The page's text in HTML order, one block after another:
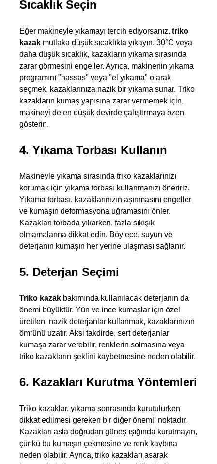
Sıcaklık Seçin
Eğer makineyle yıkamayı tercih ediyorsanız, triko
kazak mutlaka düşük sıcaklıkta yıkayın. 30°C veya
daha düşük sıcaklık, kazakların yıkama sırasında
zarar görmesini engeller. Ayrıca, makinenin yıkama
programını "hassas" veya "el yıkama" olarak
seçmek, kazaklarınıza nazik bir yıkama sunar. Triko
kazakların kumaş yapısına zarar vermemek için,
makineyi de en düşük devirde çalıştırmaya özen
gösterin.
4. Yıkama Torbası Kullanın
Makineyle yıkama sırasında triko kazaklarınızı
korumak için yıkama torbası kullanmanızı öneririz.
Yıkama torbası, kazaklarınızın aşınmasını engeller
ve kumaşın deformasyona uğramasını önler.
Kazakları torbada yıkarken, fazla sıkışık
olmamalarına dikkat edin. Böylece, suyun ve
deterjanın kumaşın her yerine ulaşması sağlanır.
5. Deterjan Seçimi
Triko kazak bakımında kullanılacak deterjanın da
önemi büyüktür. Yün ve ince kumaşlar için özel
üretilen, nazik deterjanlar kullanmak, kazaklarınızın
ömrünü uzatır. Aksi takdirde, sert deterjanlar
kumaşa zarar verebilir, renklerin solmasına veya
triko kazakların şeklini kaybetmesine neden olabilir.
6. Kazakları Kurutma Yöntemleri
Triko kazaklar, yıkama sonrasında kurutulurken
dikkat edilmesi gereken bir diğer önemli noktadır.
Kazakları asla doğrudan güneş ışığında kurutmayın,
çünkü bu kumaşın çekmesine ve renk kaybına
neden olabilir. Ayrıca, triko kazakları asarak
Bültenimize Abone Olun, Fırsatları İlk